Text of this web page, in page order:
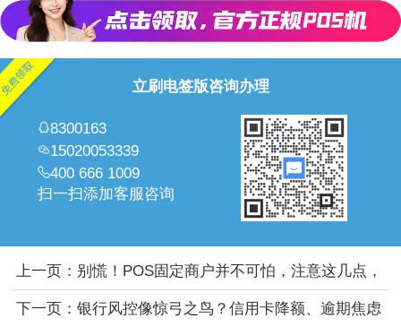
立刷电签版咨询办理
8300163
15020053339
400 666 1009
扫一扫添加客服咨询
上一页： 别慌！POS固定商户并不可怕，注意这几点，
让你用卡无忧。
下一页： 银行风控像惊弓之鸟？信用卡降额、逾期焦虑